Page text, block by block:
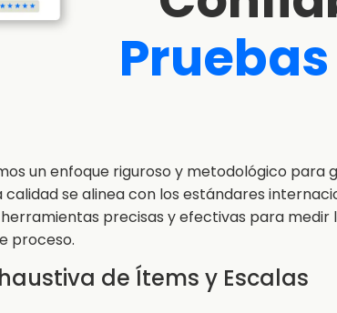
Pruebas
un enfoque riguroso y metodológico
se alinea con los estándares
precisas y efectivas para medir
proceso.
de Ítems y Escalas